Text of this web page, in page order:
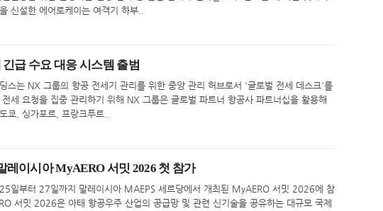
신설한 에어로케이는 여객기 하부..
급 수요 대응 시스템 출범
스는 NX 그룹의 항공 전세기 관리를 위한 중앙 관리 허브로서 '글로벌 전세 데스크'를
세 요청을 집중 관리하기 위해 NX 그룹은 글로벌 파트너 항공사 파트너십을 활용해
쿄, 싱가포르, 프랑크푸르..
레이시아 MyAERO 서밋 2026 첫 참가
일부터 27일까지 말레이시아 MAEPS 세르당에서 개최된 MyAERO 서밋 2026에 참
서밋 2026은 아태 항공우주 산업의 공급망 및 관련 신기술을 공유하는 대규모 국제